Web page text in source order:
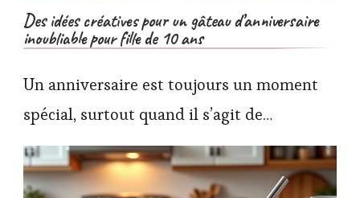
Des idées créatives pour un gâteau d’anniversaire
inoubliable pour fille de 10 ans
Un anniversaire est toujours un moment
spécial, surtout quand il s’agit de…